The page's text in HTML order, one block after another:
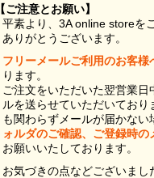
【ご注意とお願い】
平素より、3A online storeを
ありがとうございます。
フリーメールご利用のお客様
ります。
ご注文をいただいた翌営業
ルを送らせていただいてお
も関わらずメールが届かない
ォルダのご確認、ご登録時
お願いいたしております。
お気づきの点などございま